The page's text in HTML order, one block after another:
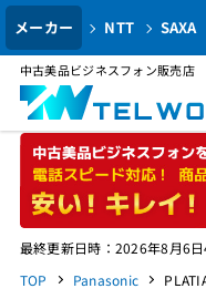
メーカー NTT SAXA
中古美品ビジネスフォン販売店
最終更新日時：2026年8月6
TOP
Panasonic